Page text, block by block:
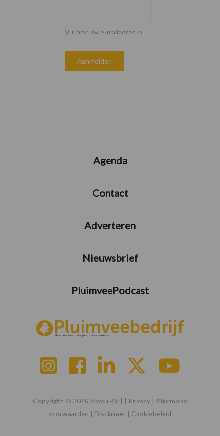
Vul hier uw e-mailadres in
Agenda
Contact
Adverteren
Nieuwsbrief
PluimveePodcast
Copyright © 2026 Prosu BV | | Privacy | Algemene
voorwaarden | Disclaimer | Cookiebeleid